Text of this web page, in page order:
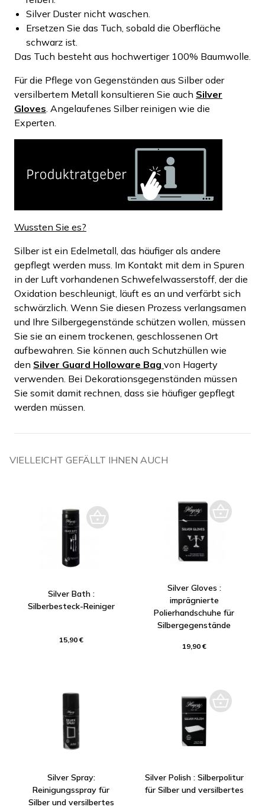
Silver Duster nicht waschen.
Ersetzen Sie das Tuch, sobald die Oberfläche
schwarz ist.
Das Tuch besteht aus hochwertiger 100% Baumwolle.
Für die Pflege von Gegenständen aus Silber oder
versilbertem Metall konsultieren Sie auch Silver
Gloves . Angelaufenes Silber reinigen wie die
Experten.
Wussten Sie es?
Silber ist ein Edelmetall, das häufiger als andere
gepflegt werden muss. Im Kontakt mit dem in Spuren
in der Luft vorhandenen Schwefelwasserstoff, der die
Oxidation beschleunigt, läuft es an und verfärbt sich
schwärzlich. Wenn Sie diesen Prozess verlangsamen
und Ihre Silbergegenstände schützen wollen, müssen
Sie sie an einem trockenen, geschlossenen Ort
aufbewahren. Sie können auch Schutzhüllen wie
den Silver Guard Holloware Bag von Hagerty
verwenden. Bei Dekorationsgegenständen müssen
Sie somit damit rechnen, dass sie häufiger gepflegt
werden müssen.
VIELLEICHT GEFÄLLT IHNEN AUCH
Silver Bath :
Silberbesteck-Reiniger
15,90 €
Silver Gloves :
imprägnierte
Polierhandschuhe für
Silbergegenstände
19,90 €
Silver Spray:
Reinigungsspray für
Silber und versilbertes
Silver Polish : Silberpolitur
für Silber und versilbertes